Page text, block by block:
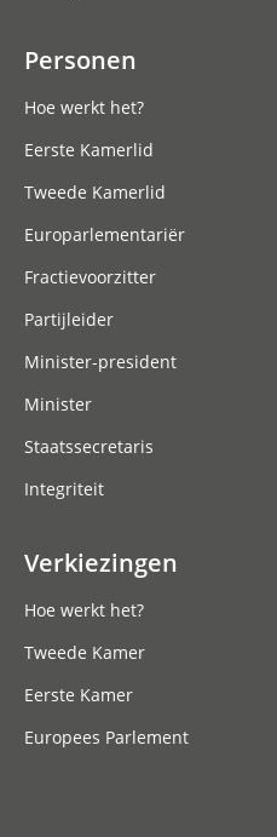
Personen
Hoe werkt het?
Eerste Kamerlid
Tweede Kamerlid
Europarlementariër
Fractievoorzitter
Partijleider
Minister-president
Minister
Staatssecretaris
Integriteit
Verkiezingen
Hoe werkt het?
Tweede Kamer
Eerste Kamer
Europees Parlement